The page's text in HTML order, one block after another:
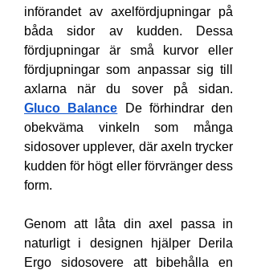
införandet av axelfördjupningar på
båda sidor av kudden. Dessa
fördjupningar är små kurvor eller
fördjupningar som anpassar sig till
Gluco Balance De förhindrar den
obekväma vinkeln som många
sidosover upplever, där axeln trycker
kudden för högt eller förvränger dess
form.
Genom att låta din axel passa in
naturligt i designen hjälper Derila
Ergo sidosovere att bibehålla en